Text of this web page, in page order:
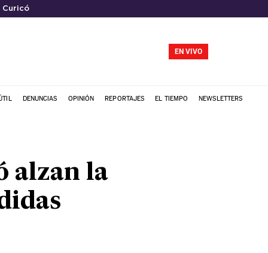
Curicó
EN VIVO
DENUNCIAS OPINIÓN REPORTAJES EL TIEMPO NEWSLETTERS
alzan la